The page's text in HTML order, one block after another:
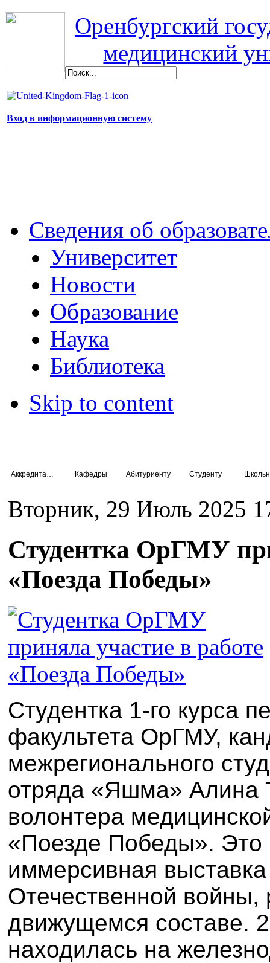
Оренбургский
медицинский
Вход в информационную систему
Сведения об
Университет
Новости
Образование
Наука
Библиотека
Skip to content
Кафедры Абитуриенту Студенту
Вторник, 29 Июль 2025
Студентка ОрГМУ
«Поезда Победы»
Студентка 1-го курса
факультета ОрГМУ,
межрегионального
отряда «Яшма» Алина
волонтера
«Поезде Победы». Это
иммерсивная
Отечественной
движущемся составе.
находилась на